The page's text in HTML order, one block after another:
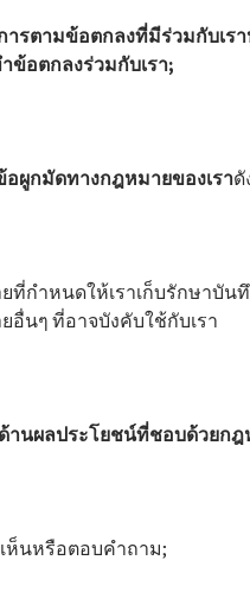
ามข้อตกลงที่มีร่วมกับเรา
ข้อตกลงร่วมกับเรา;
มัดทางกฎหมายของเราดั
กำหนดให้เราเก็บรักษาบันทึ
นๆ ที่อาจบังคับใช้กับเรา
นผลประโยชน์ที่ชอบด้วยกฎ
นหรือตอบคำถาม;